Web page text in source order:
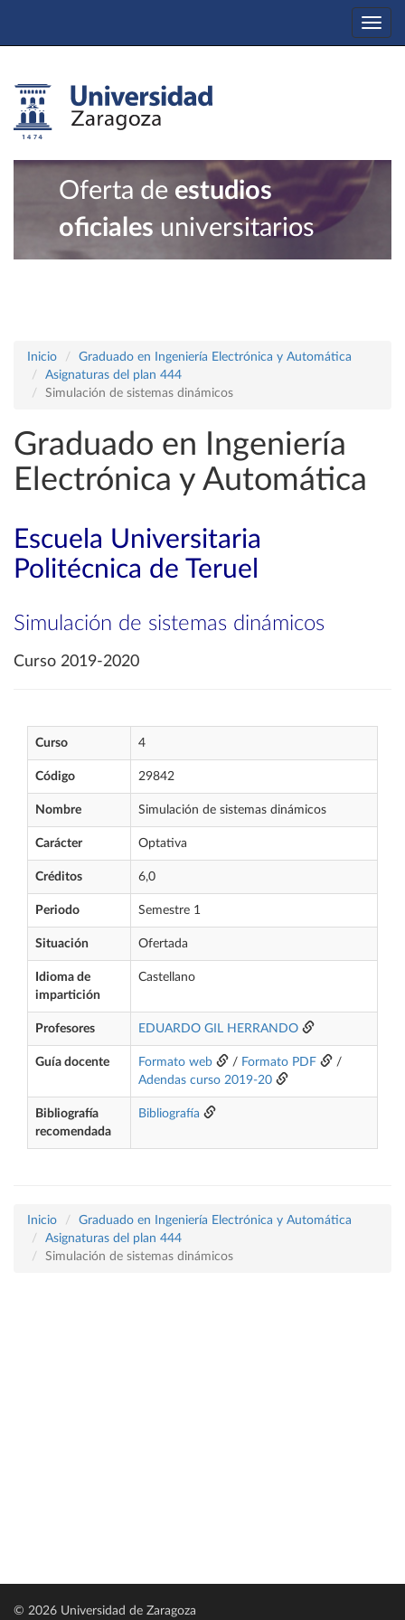
Oferta de estudios
oficiales universitarios
Inicio
Graduado en Ingeniería Electrónica y Automática
Asignaturas del plan 444
Simulación de sistemas dinámicos
Graduado en Ingeniería
Electrónica y Automática
Escuela Universitaria
Politécnica de Teruel
Simulación de sistemas dinámicos
Curso 2019-2020
Curso 4
Código 29842
Nombre Simulación de sistemas dinámicos
Carácter Optativa
Créditos 6,0
Periodo Semestre 1
Situación Ofertada
Idioma de
impartición
Castellano
Profesores EDUARDO GIL HERRANDO
Guía docente Formato web / Formato PDF
/
Adendas curso 2019-20
Bibliografía
recomendada
Bibliografía
Inicio
Graduado en Ingeniería Electrónica y Automática
Asignaturas del plan 444
Simulación de sistemas dinámicos
© 2026 Universidad de Zaragoza